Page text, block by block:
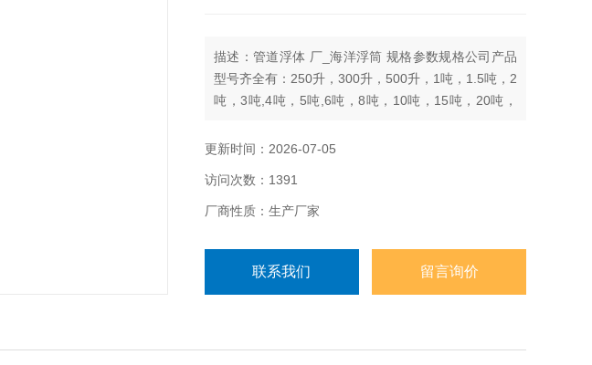
描述：管道浮体 厂_海洋浮筒 规格参数规格公司产品
型号齐全有：250升，300升，500升，1吨，1.5吨，2
吨，3吨,4吨，5吨,6吨，8吨，10吨，15吨，20吨，
更新时间：2026-07-05
访问次数：1391
厂商性质：生产厂家
联系我们 留言询价